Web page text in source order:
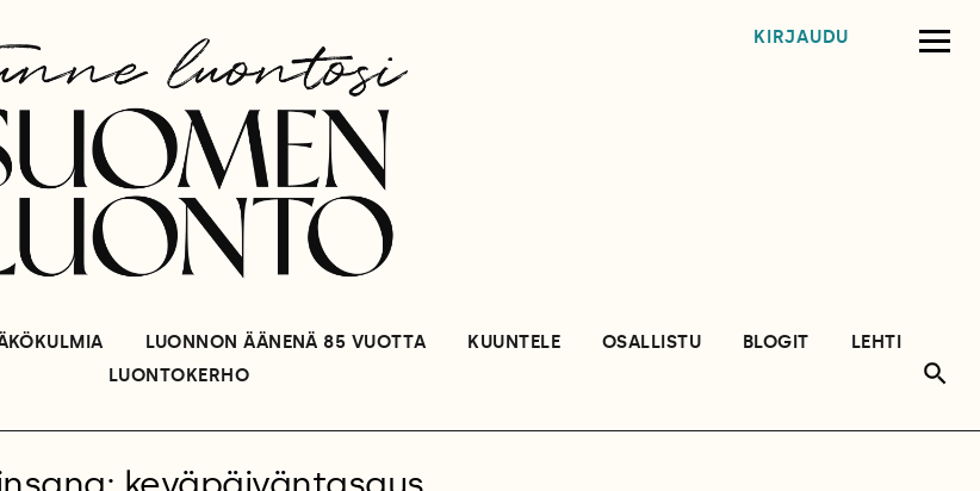
KIRJAUDU
LUONNON ÄÄNENÄ 85 VUOTTA KUUNTELE OSALLISTU BLOGIT
LEHTI
LUONTOKERHO